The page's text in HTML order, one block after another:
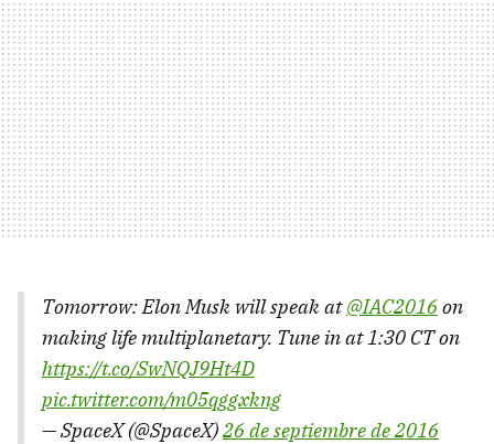
Tomorrow: Elon Musk will speak at@IAC2016on
making life multiplanetary. Tune in at 1:30 CT on
https://t.co/SwNQJ9Ht4D
pic.twitter.com/m05qggxkng
— SpaceX (@SpaceX)26 de septiembre de 2016